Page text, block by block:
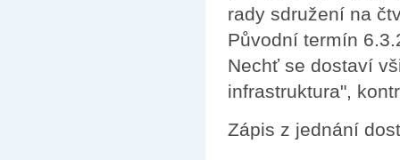
rady sdružení na
Původní termín
Nechť se dostaví
infrastruktura",
Zápis z jednání